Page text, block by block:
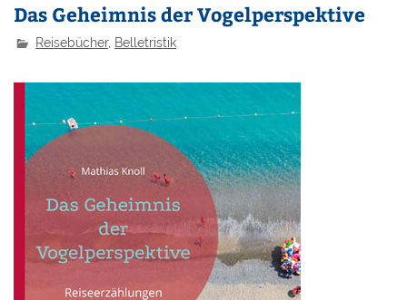
Das Geheimnis der Vogelperspektive
Reisebücher, Belletristik